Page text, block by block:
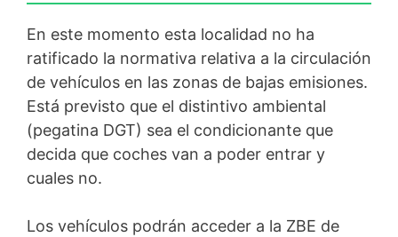
En este momento esta localidad no ha
ratificado la normativa relativa a la circulación
de vehículos en las zonas de bajas emisiones.
Está previsto que el distintivo ambiental
(pegatina DGT) sea el condicionante que
decida que coches van a poder entrar y
cuales no.
Los vehículos podrán acceder a la ZBE de